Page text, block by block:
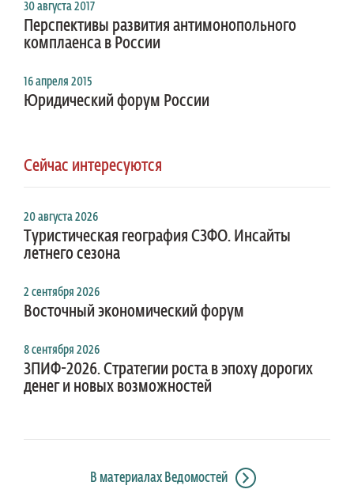
30 августа 2017
Перспективы развития антимонопольного
комплаенса в России
16 апреля 2015
Юридический форум России
Сейчас интересуются
20 августа 2026
Туристическая география СЗФО. Инсайты
летнего сезона
2 сентября 2026
Восточный экономический форум
8 сентября 2026
ЗПИФ-2026. Стратегии роста в эпоху дорогих
денег и новых возможностей
В материалах Ведомостей